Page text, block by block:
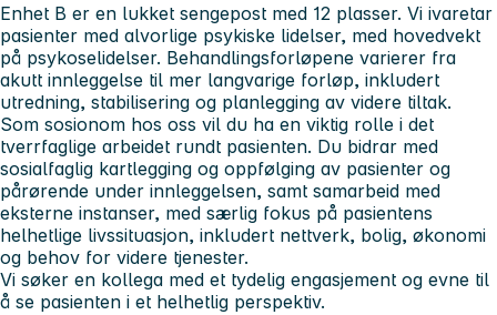
Enhet B er en lukket sengepost med 12 plasser. Vi ivaretar
pasienter med alvorlige psykiske lidelser, med hovedvekt
på psykoselidelser. Behandlingsforløpene varierer fra
akutt innleggelse til mer langvarige forløp, inkludert
utredning, stabilisering og planlegging av videre tiltak.
Som sosionom hos oss vil du ha en viktig rolle i det
tverrfaglige arbeidet rundt pasienten. Du bidrar med
sosialfaglig kartlegging og oppfølging av pasienter og
pårørende under innleggelsen, samt samarbeid med
eksterne instanser, med særlig fokus på pasientens
helhetlige livssituasjon, inkludert nettverk, bolig, økonomi
og behov for videre tjenester.
Vi søker en kollega med et tydelig engasjement og evne til
å se pasienten i et helhetlig perspektiv.